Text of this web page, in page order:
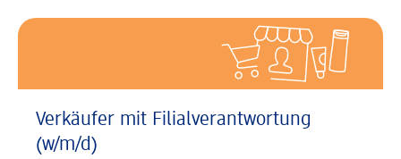
Verkäufer mit Filialverantwortung
(w/m/d)